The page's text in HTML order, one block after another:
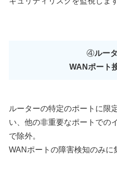
④ルー
WANポート
ルーターの特定のポートに限
い、他の非重要なポートでの
で除外。
WANポートの障害検知のみに